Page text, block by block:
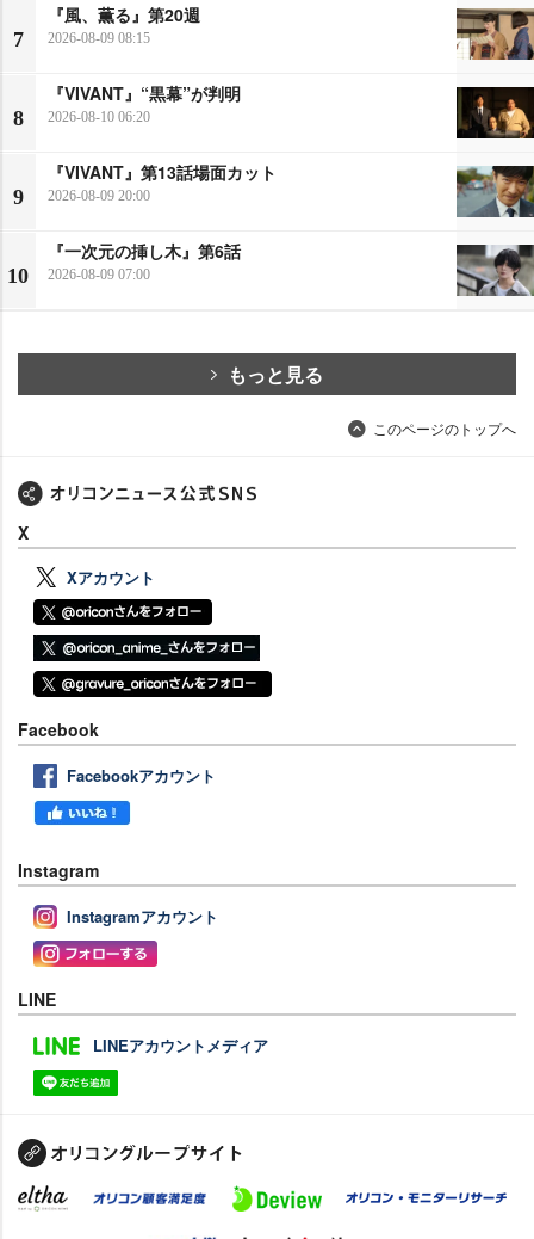
7
『風、薫る』第20週
2026-08-09 08:15
8
『VIVANT』“黒幕”が判明
2026-08-10 06:20
9
『VIVANT』第13話場面カット
2026-08-09 20:00
10
『一次元の挿し木』第6話
2026-08-09 07:00
もっと見る
このページのトップへ
X
Xアカウント
Facebook
Facebookアカウント
Instagram
Instagramアカウント
LINE
LINEアカウントメディア